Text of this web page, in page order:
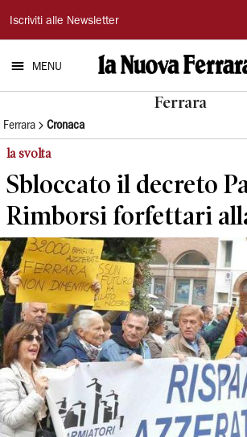
La
Nuova
Ferrara
Iscriviti alle Newsletter
MENU
Ferrara
Ferrara Cronaca
la svolta
Sbloccato il decreto
Rimborsi forfettari